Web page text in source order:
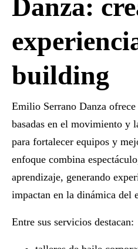
Danza:
building
Emilio Serrano Danza
basadas en el movimiento y
para fortalecer equipos y
enfoque combina
aprendizaje, generando
impactan en la dinámica del
Entre sus servicios destacan: